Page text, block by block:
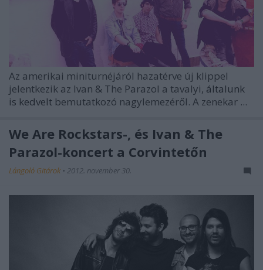
Az amerikai miniturnéjáról hazatérve új klippel
jelentkezik az Ivan & The Parazol a tavalyi, általunk
is kedvelt bemutatkozó nagylemezéről. A zenekar ...
We Are Rockstars-, és Ivan & The
Parazol-koncert a Corvintetőn
Lángoló Gitárok • 2012. november 30.